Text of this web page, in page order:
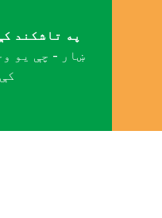
په تاشکند
ښار - چې یو